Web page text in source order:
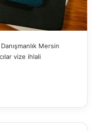
Mersin
vize ihlali